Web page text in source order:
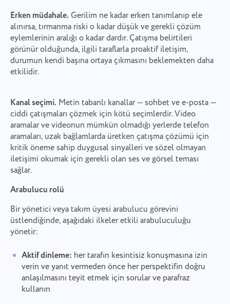
Erken müdahale. Gerilim ne kadar erken tanımlanıp ele
alınırsa, tırmanma riski o kadar düşük ve gerekli çözüm
eylemlerinin aralığı o kadar dardır. Çatışma belirtileri
görünür olduğunda, ilgili taraflarla proaktif iletişim,
durumun kendi başına ortaya çıkmasını beklemekten daha
etkilidir.
Kanal seçimi. Metin tabanlı kanallar — sohbet ve e-posta —
ciddi çatışmaları çözmek için kötü seçimlerdir. Video
aramalar ve videonun mümkün olmadığı yerlerde telefon
aramaları, uzak bağlamlarda üretken çatışma çözümü için
kritik öneme sahip duygusal sinyalleri ve sözel olmayan
iletişimi okumak için gerekli olan ses ve görsel teması
sağlar.
Arabulucu rolü
Bir yönetici veya takım üyesi arabulucu görevini
üstlendiğinde, aşağıdaki ilkeler etkili arabuluculuğu
yönetir:
Aktif dinleme: her tarafın kesintisiz konuşmasına izin
verin ve yanıt vermeden önce her perspektifin doğru
anlaşılmasını teyit etmek için sorular ve parafraz
kullanın
Gönder
Telefon numarası
Email
Gönder
"Gönder" düğmesine tıklayarak, kişisel verilerinizin
aşağıdaki belgeye uygun olarak işlenmesine onay
vermiş olursunuz:Gizlilik Politikası.
için daha iyi hizmet sağlar.
Dosyalara göz atınveya sürükle ve bırak
Gönder
Your message has been sent
Taskee'nin bir parçası
olduğunuz için teşekkür ederiz
konusunda yardımcı oluyorsunuz!
Nasıl çalışır
Öner
Butona tıklayarak, verilerinizin işlenmesine
onay verdiğinizi onaylarsınız kişisel veriler.